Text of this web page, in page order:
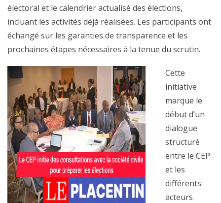
électoral et le calendrier actualisé des élections,
incluant les activités déjà réalisées. Les participants ont
échangé sur les garanties de transparence et les
prochaines étapes nécessaires à la tenue du scrutin.
Cette
initiative
marque le
début d’un
dialogue
structuré
entre le CEP
et les
différents
acteurs